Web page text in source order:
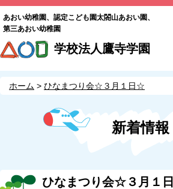
あおい幼稚園、認定こども園太閤山あおい園、
第三あおい幼稚園
学校法人鷹寺学園
ホーム ひなまつり会☆３月１日☆
新着情報
ひなまつり会☆３月１